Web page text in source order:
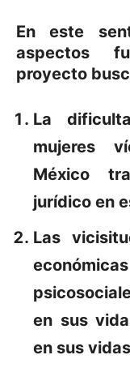
En este
aspectos
proyecto
La
mujeres
México
jurídico en
Las
en sus
en sus